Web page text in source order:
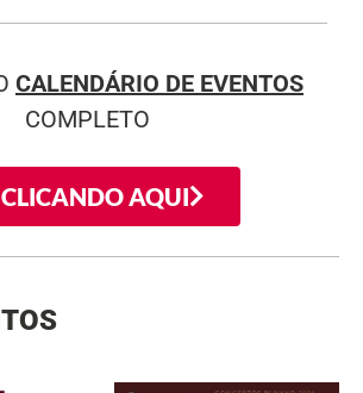
CALENDÁRIO DE EVENTOS
COMPLETO
CLICANDO AQUI